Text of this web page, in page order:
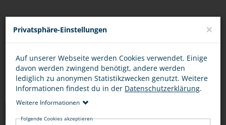
DIESEN ARTIKEL ...
Privatsphäre-Einstellungen ×
Auf unserer Webseite werden Cookies verwendet. Einige
davon werden zwingend benötigt, andere werden
lediglich zu anonymen Statistikzwecken genutzt. Weitere
Informationen findest du in der Datenschutzerklärung.
Weitere Informationen
Folgende Cookies akzeptieren